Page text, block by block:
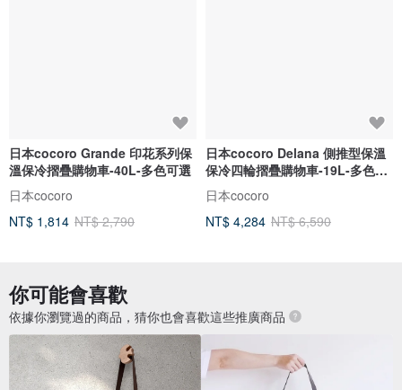
日本cocoro Grande 印花系列保
溫保冷摺疊購物車-40L-多色可選
日本cocoro
NT$ 1,814 NT$ 2,790
日本cocoro Delana 側推型保溫
保冷四輪摺疊購物車-19L-多色可
選
日本cocoro
NT$ 4,284 NT$ 6,590
你可能會喜歡
依據你瀏覽過的商品，猜你也會喜歡這些推廣商品